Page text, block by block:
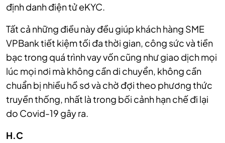
định danh điện tử eKYC.
Tất cả những điều này đều giúp khách hàng SME
VPBank tiết kiệm tối đa thời gian, công sức và tiền
bạc trong quá trình vay vốn cũng như giao dịch mọi
lúc mọi nơi mà không cần di chuyển, không cần
chuẩn bị nhiều hồ sơ và chờ đợi theo phương thức
truyền thống, nhất là trong bối cảnh hạn chế đi lại
do Covid-19 gây ra.
H.C